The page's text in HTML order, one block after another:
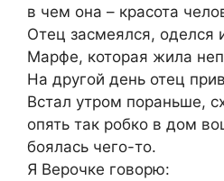
в чем она – красота
Отец засмеялся, оделся
Марфе, которая жила
На другой день отец
Встал утром пораньше,
опять так робко в дом
боялась чего-то.
Я Верочке говорю: